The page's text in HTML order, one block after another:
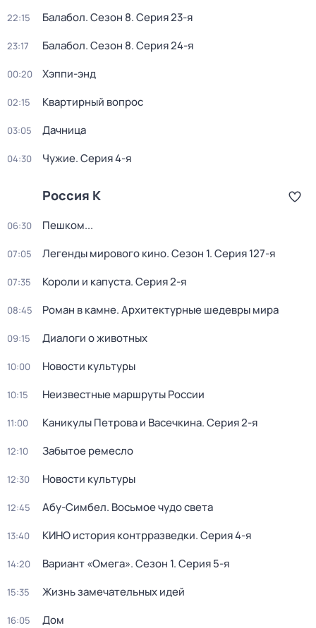
22:15 Балабол. Сезон 8. Серия 23-я
23:17 Балабол. Сезон 8. Серия 24-я
00:20 Хэппи-энд
02:15 Квартирный вопрос
03:05 Дачница
04:30 Чужие. Серия 4-я
Россия К
06:30 Пешком...
07:05 Легенды мирового кино. Сезон 1. Серия 127-я
07:35 Короли и капуста. Серия 2-я
08:45 Роман в камне. Архитектурные шедевры мира
09:15 Диалоги о животных
10:00 Новости культуры
10:15 Неизвестные маршруты России
11:00 Каникулы Петрова и Васечкина. Серия 2-я
12:10 Забытое ремесло
12:30 Новости культуры
12:45 Абу-Симбел. Восьмое чудо света
13:40 КИНО история контрразведки. Серия 4-я
14:20 Вариант «Омега». Сезон 1. Серия 5-я
15:35 Жизнь замечательных идей
16:05 Дом